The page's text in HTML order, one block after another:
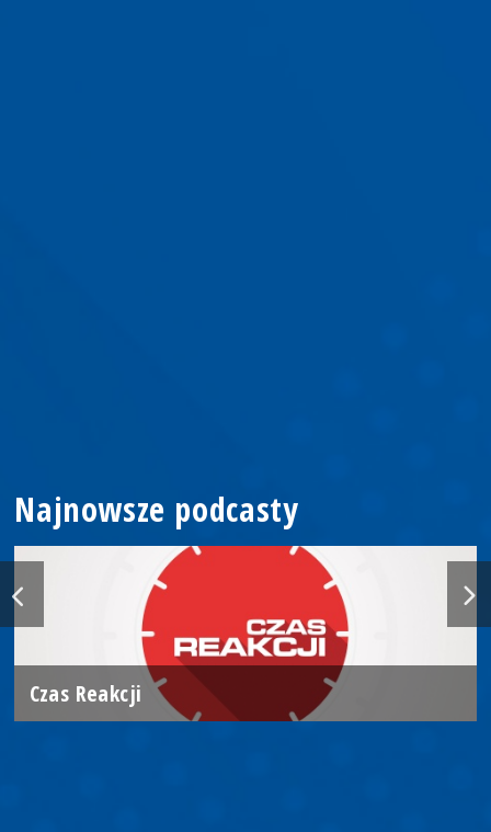
Najnowsze podcasty
Czas Reakcji